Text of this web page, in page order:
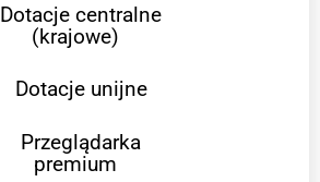
Dotacje centralne
(krajowe)
Dotacje unijne
Przeglądarka
premium